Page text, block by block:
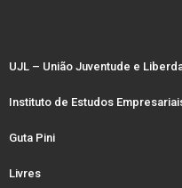
UJL – União Juventude e
Instituto de Estudos
Guta Pini
Livres